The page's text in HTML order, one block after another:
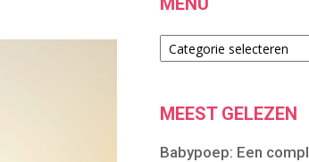
Menu
MEEST GELEZEN
Babypoep: Een